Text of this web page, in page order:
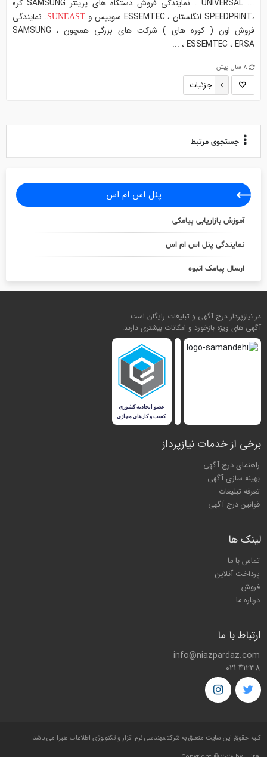
... UNIVERSAL . نمايندگي فروش دستگاه هاي پرينتر SAMSUNG كره
،SPEEDPRINT انگلستان ، ESSEMTEC سوييس و
SUNEAST. نمايندگي
فروش اون ( كوره هاي ) شركت هاي بزرگي همچون SAMSUNG ،
ESSEMTEC ، ERSA ، ...
8 سال پیش
جزئیات
جستجوی مرتبط
پنل اس ام اس
آموزش بازاریابی پیامکی
نمایندگی پنل اس ام اس
ارسال پیامک انبوه
در نیازپرداز درج آگهی و تبلیغات رایگان است
آگهی های ویژه بازخورد و امکانات بیشتری دارند.
برخی از خدمات نیازپرداز
راهنمای درج آگهی
بهینه سازی آگهی
تعرفه تبلیغات
قوانین درج آگهی
لینک ها
تماس با ما
پرداخت آنلاین
فروش
درباره ما
ارتباط با ما
info@niazpardaz.com
021 41238
کليه حقوق اين سايت متعلق به شرکتمهندسی نرم افزار و تکنولوژی اطلاعات هیرا می باشد.